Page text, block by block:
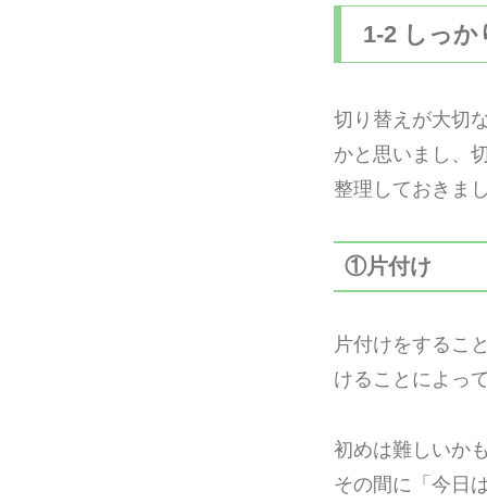
1-2 しっ
切り替えが大切
かと思いまし、
整理しておきま
①片付け
片付けをするこ
けることによっ
初めは難しいか
その間に「今日